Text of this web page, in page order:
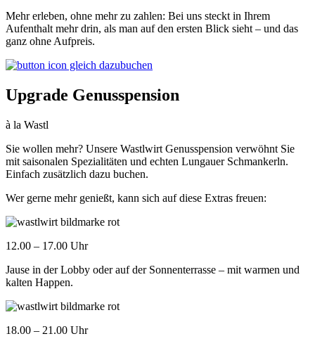
Mehr erleben, ohne mehr zu zahlen: Bei uns steckt in Ihrem
Aufenthalt mehr drin, als man auf den ersten Blick sieht – und das
ganz ohne Aufpreis.
Upgrade Genusspension
à la Wastl
Sie wollen mehr? Unsere Wastlwirt Genusspension verwöhnt Sie
mit saisonalen Spezialitäten und echten Lungauer Schmankerln.
Einfach zusätzlich dazu buchen.
Wer gerne mehr genießt, kann sich auf diese Extras freuen:
12.00 – 17.00 Uhr
Jause in der Lobby oder auf der Sonnenterrasse – mit warmen und
kalten Happen.
18.00 – 21.00 Uhr